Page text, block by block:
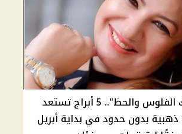
"ملوك الفلوس والحظ".. 5 أبراج تستعد
ذهبية بدون حدود في بداية أبريل